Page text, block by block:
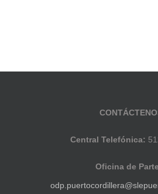
Central Telefónica:
Oficina de